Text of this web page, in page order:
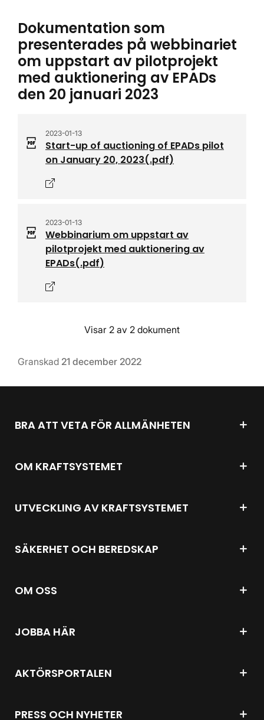
Dokumentation som
presenterades på webbinariet
om uppstart av pilotprojekt
med auktionering av EPADs
den 20 januari 2023
2023-01-13
Start-up of auctioning of EPADs pilot
on January 20, 2023(.pdf)
2023-01-13
Webbinarium om uppstart av
pilotprojekt med auktionering av
EPADs(.pdf)
Visar 2 av 2 dokument
Granskad 21 december 2022
BRA ATT VETA FÖR ALLMÄNHETEN
OM KRAFTSYSTEMET
UTVECKLING AV KRAFTSYSTEMET
SÄKERHET OCH BEREDSKAP
OM OSS
JOBBA HÄR
AKTÖRSPORTALEN
PRESS OCH NYHETER